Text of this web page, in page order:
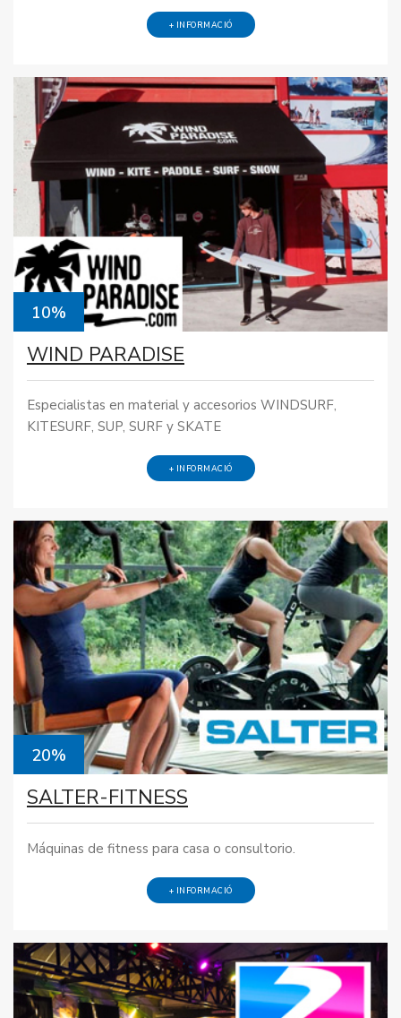
+ INFORMACIÓ
10%
WIND PARADISE
Especialistas en material y accesorios WINDSURF,
KITESURF, SUP, SURF y SKATE
+ INFORMACIÓ
20%
SALTER-FITNESS
Máquinas de fitness para casa o consultorio.
+ INFORMACIÓ